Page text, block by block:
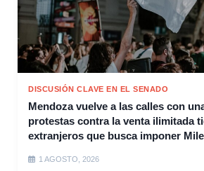
DISCUSIÓN CLAVE EN EL SENADO
Mendoza vuelve a las calles con
protestas contra la venta ilimitada
extranjeros que busca imponer
1 AGOSTO, 2026